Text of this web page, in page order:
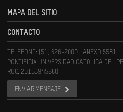
MAPA DEL SITIO
CONTACTO
TELÉFONO: (51) 626-2000 , ANEXO 5581
PONTIFICIA UNIVERSIDAD CATOLICA DEL
RUC: 20155945860
ENVIAR MENSAJE